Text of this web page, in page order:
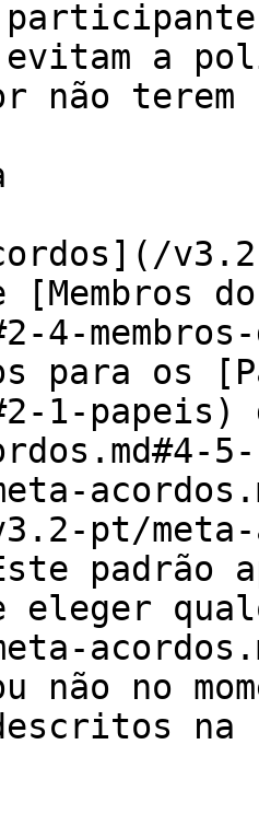
a
não
4-
para os
1-
pt/meta-
padrão
não no
na